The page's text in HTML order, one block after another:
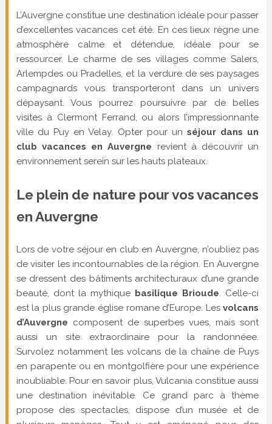
L’Auvergne constitue une destination idéale pour passer
d’excellentes vacances cet été. En ces lieux règne une
atmosphère calme et détendue, idéale pour se
ressourcer. Le charme de ses villages comme Salers,
Arlempdes ou Pradelles, et la verdure de ses paysages
campagnards vous transporteront dans un univers
dépaysant. Vous pourrez poursuivre par de belles
visites à Clermont Ferrand, ou alors l’impressionnante
ville du Puy en Velay. Opter pour un séjour dans un
club vacances en Auvergne revient à découvrir un
environnement serein sur les hauts plateaux.
Le plein de nature pour vos vacances
en Auvergne
Lors de votre séjour en club en Auvergne, n’oubliez pas
de visiter les incontournables de la région. En Auvergne
se dressent des bâtiments architecturaux d’une grande
beauté, dont la mythique basilique Brioude. Celle-ci
est la plus grande église romane d’Europe. Lesvolcans
d’Auvergne composent de superbes vues, mais sont
aussi un site extraordinaire pour la randonnéee.
Survolez notamment les volcans de la chaîne de Puys
en parapente ou en montgolfière pour une expérience
inoubliable. Pour en savoir plus, Vulcania constitue aussi
une destination inévitable. Ce grand parc à thème
propose des spectacles, dispose d’un musée et de